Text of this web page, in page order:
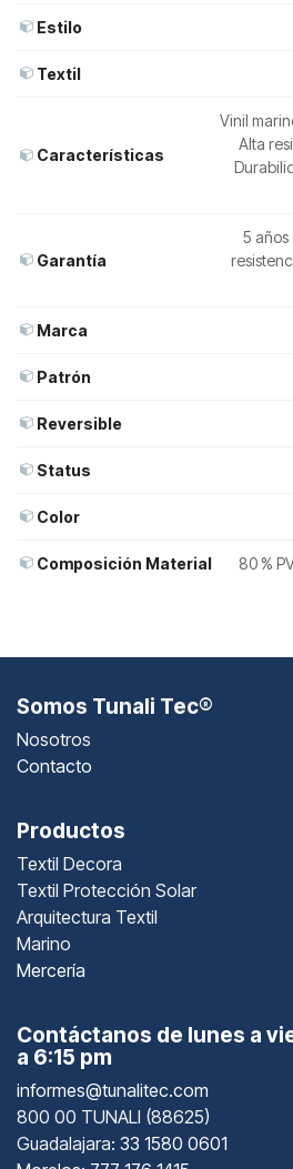
Estilo
Textil
Características
Vinil
Alta
Garantía
5
Marca
Patrón
Reversible
Status
Color
Composición Material 80 %
Somos Tunali Tec®
Nosotros
Contacto
Productos
Textil Decora
Textil Protección Solar
Arquitectura Textil
Marino
Mercería
Contáctanos de lunes a
a 6:15 pm
informes@tunalitec.com
800 00 TUNALI (88625)
Guadalajara: 33 1580 0601